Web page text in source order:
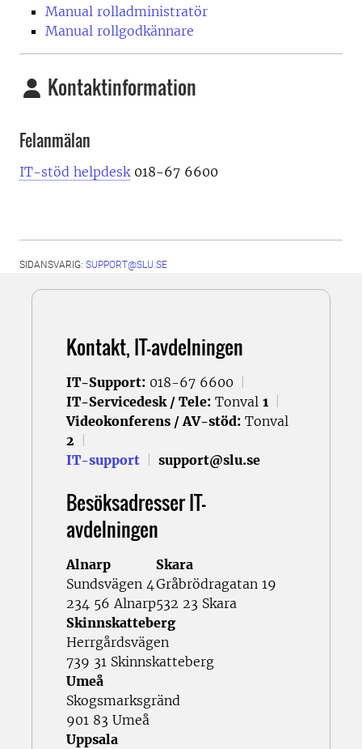
Manual rolladministratör
Manual rollgodkännare
Kontaktinformation
Felanmälan
IT-stöd helpdesk018-67 6600
SIDANSVARIG: SUPPORT@SLU.SE
Kontakt, IT-avdelningen
IT-Support: 018-67 6600
IT-Servicedesk / Tele: Tonval 1
Videokonferens / AV-stöd: Tonval
2
IT-support
support@slu.se
Besöksadresser IT-
avdelningen
Alnarp
Sundsvägen 4
234 56 Alnarp
Skara
Gråbrödragatan 19
532 23 Skara
Skinnskatteberg
Herrgårdsvägen
739 31 Skinnskatteberg
Umeå
Skogsmarksgränd
901 83 Umeå
Uppsala